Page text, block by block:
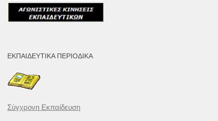
ΕΚΠΑΙΔΕΥΤΙΚΆ ΠΕΡΙΟΔΙΚΆ
Σύγχρονη Εκπαίδευση